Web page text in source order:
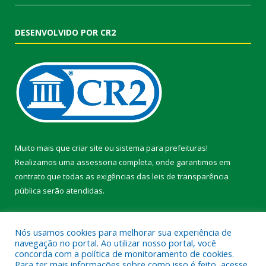
DESENVOLVIDO POR CR2
Muito mais que criar site ou sistema para prefeituras!
Realizamos uma assessoria completa, onde garantimos em
contrato que todas as exigências das leis de transparência
pública serão atendidas.
Nós usamos cookies para melhorar sua experiência de
navegação no portal. Ao utilizar nosso portal, você
concorda com a política de monitoramento de cookies.